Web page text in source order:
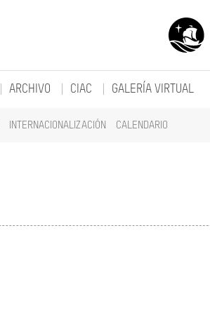
INTERNACIONALIZACIÓN CALENDARIO
ARCHIVO CIAC GALERÍA VIRTUAL